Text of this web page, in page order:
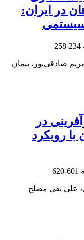
در ایران:
سیستمی
234-258
صادقی‌پور، پیمان
در
با رویکرد
601-620
علی نقی مصلح